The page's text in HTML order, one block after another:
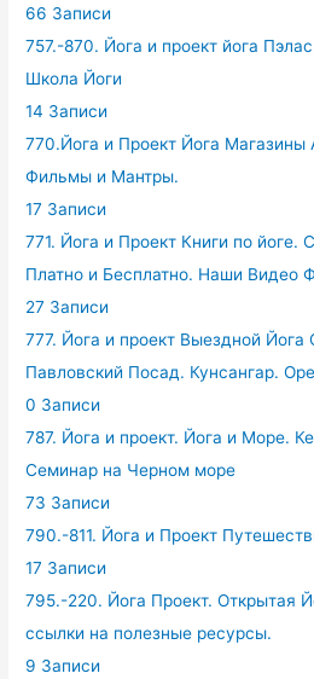
66 Записи
757.-870. Йога и проект йога
Школа Йоги
14 Записи
770.Йога и Проект Йога Магазины
Фильмы и Мантры.
17 Записи
771. Йога и Проект Книги по йоге.
Платно и Бесплатно. Наши Видео
27 Записи
777. Йога и проект Выездной
Павловский Посад. Кунсангар.
0 Записи
787. Йога и проект. Йога и Море.
Семинар на Черном море
73 Записи
790.-811. Йога и Проект
17 Записи
795.-220. Йога Проект. Открытая
ссылки на полезные ресурсы.
9 Записи